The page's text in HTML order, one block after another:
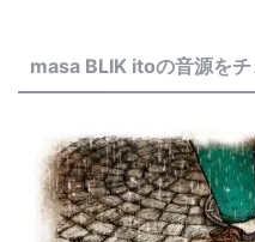
masa BLIK itoの音源をチ